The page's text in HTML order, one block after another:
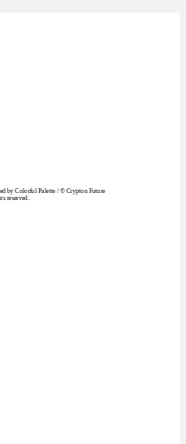
by Colorful Palette / © Crypton Future
reserved.